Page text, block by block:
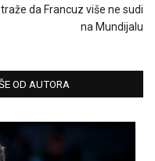
traže da Francuz više ne sudi
na Mundijalu
OD AUTORA